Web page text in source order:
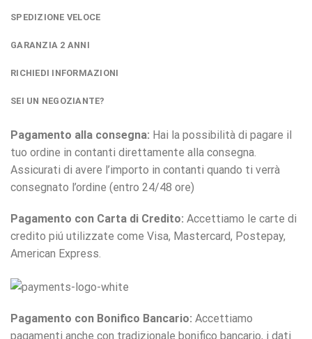
SPEDIZIONE VELOCE
GARANZIA 2 ANNI
RICHIEDI INFORMAZIONI
SEI UN NEGOZIANTE?
Pagamento alla consegna: Hai la possibilità di pagare il
tuo ordine in contanti direttamente alla consegna.
Assicurati di avere l’importo in contanti quando ti verrà
consegnato l’ordine (entro 24/48 ore)
Pagamento con Carta di Credito: Accettiamo le carte di
credito piú utilizzate come Visa, Mastercard, Postepay,
American Express.
Pagamento con Bonifico Bancario: Accettiamo
pagamenti anche con tradizionale bonifico bancario, i dati